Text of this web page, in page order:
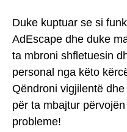
Duke kuptuar se si
AdEscape dhe duke
ta mbroni shfletuesin
personal nga këto
Qëndroni vigjilentë
për ta mbajtur
probleme!